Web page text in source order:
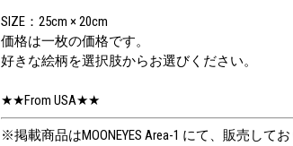
SIZE：25cm × 20cm
価格は一枚の価格です。
好きな絵柄を選択肢からお選びください。
★★From USA★★
※掲載商品はMOONEYES Area-1 にて、販売してお